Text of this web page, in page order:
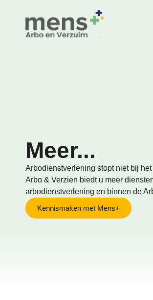
Meer...
Arbodienstverlening stopt niet bij
Arbo & Verzien biedt u meer
arbodienstverlening en binnen de
Kennismaken met Mens+